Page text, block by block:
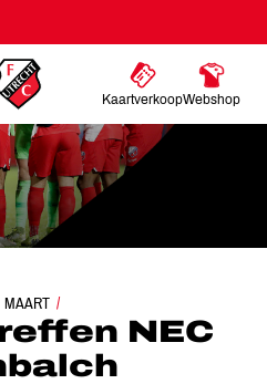
KaartverkoopWebshop
MAARTNEC OP ZOUDENBALCH
NEC